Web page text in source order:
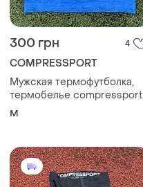
300 грн 4
COMPRESSPORT
Мужская термофутболка,
термобелье compressport
M